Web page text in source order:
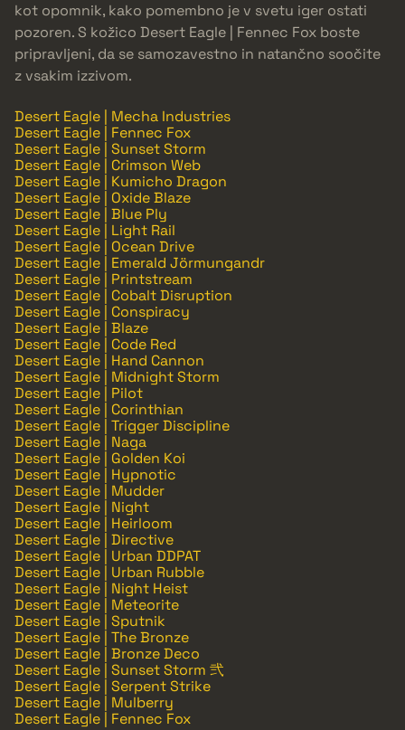
kot opomnik, kako pomembno je v svetu iger ostati
pozoren. S kožico Desert Eagle | Fennec Fox boste
pripravljeni, da se samozavestno in natančno soočite
z vsakim izzivom.
Desert Eagle | Mecha Industries
Desert Eagle | Fennec Fox
Desert Eagle | Sunset Storm
Desert Eagle | Crimson Web
Desert Eagle | Kumicho Dragon
Desert Eagle | Oxide Blaze
Desert Eagle | Blue Ply
Desert Eagle | Light Rail
Desert Eagle | Ocean Drive
Desert Eagle | Emerald Jörmungandr
Desert Eagle | Printstream
Desert Eagle | Cobalt Disruption
Desert Eagle | Conspiracy
Desert Eagle | Blaze
Desert Eagle | Code Red
Desert Eagle | Hand Cannon
Desert Eagle | Midnight Storm
Desert Eagle | Pilot
Desert Eagle | Corinthian
Desert Eagle | Trigger Discipline
Desert Eagle | Naga
Desert Eagle | Golden Koi
Desert Eagle | Hypnotic
Desert Eagle | Mudder
Desert Eagle | Night
Desert Eagle | Heirloom
Desert Eagle | Directive
Desert Eagle | Urban DDPAT
Desert Eagle | Urban Rubble
Desert Eagle | Night Heist
Desert Eagle | Meteorite
Desert Eagle | Sputnik
Desert Eagle | The Bronze
Desert Eagle | Bronze Deco
Desert Eagle | Sunset Storm 弐
Desert Eagle | Serpent Strike
Desert Eagle | Mulberry
Desert Eagle | Fennec Fox